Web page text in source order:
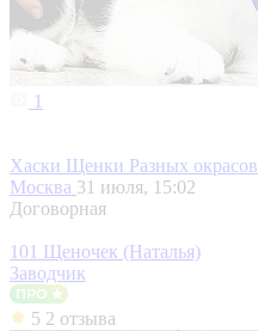
1
Хаски Щенки Разных окрасов
Москва 31 июля, 15:02
Договорная
101 Щеночек (Наталья)
Заводчик
5 2 отзыва